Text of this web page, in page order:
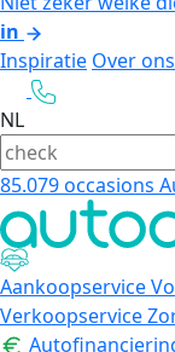
in
Inspiratie Over ons
NL
85.079occasions
Aankoopservice
Verkoopservice